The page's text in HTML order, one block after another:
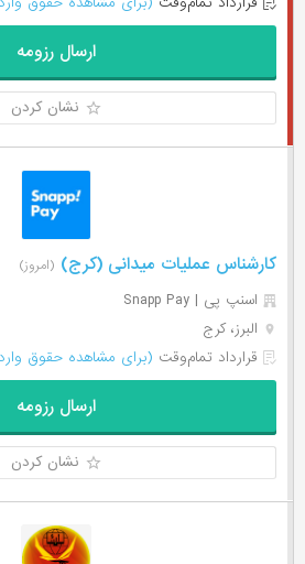
ارسال رزومه
نشان کردن
کارشناس عملیات میدانی (کرج) (امروز)
اسنپ پی | Snapp Pay
البرز، کرج
قرارداد تمام‌وقت (برای مشاهده حقوق
ارسال رزومه
نشان کردن